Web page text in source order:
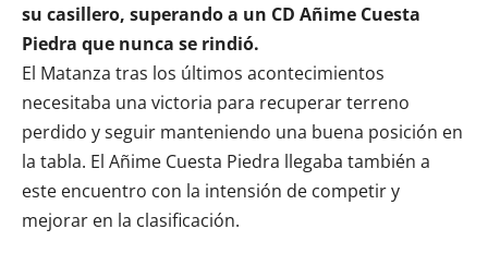
su casillero, superando a un CD Añime Cuesta
Piedra que nunca se rindió.
El Matanza tras los últimos acontecimientos
necesitaba una victoria para recuperar terreno
perdido y seguir manteniendo una buena posición en
la tabla. El Añime Cuesta Piedra llegaba también a
este encuentro con la intensión de competir y
mejorar en la clasificación.